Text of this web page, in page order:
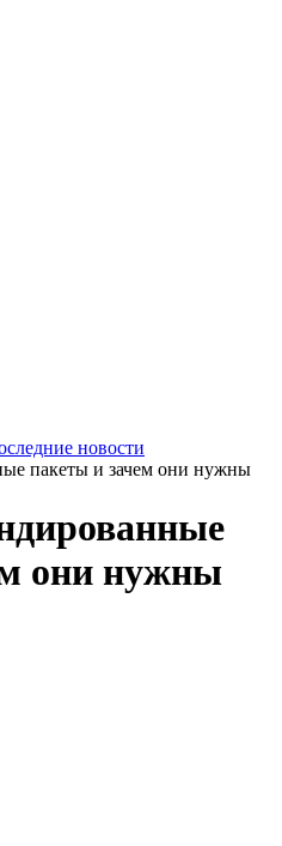
новости
пакеты и зачем они нужны
они нужны